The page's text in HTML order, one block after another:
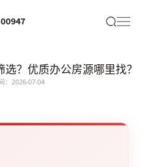
？优质办公房源哪里找？
：2026-07-04